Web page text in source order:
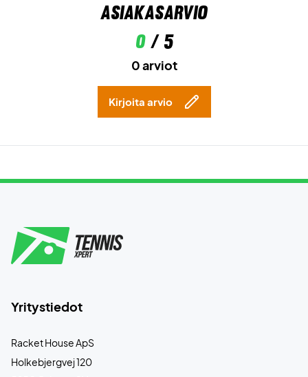
Asiakasarvio
0/ 5
0 arviot
Kirjoita arvio
Yritystiedot
Racket House ApS
Holkebjergvej 120